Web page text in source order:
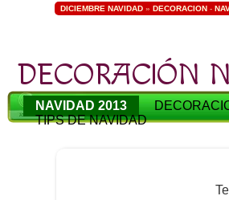
DICIEMBRE NAVIDAD» DECORACION-
DECORACIÓN
NAVIDAD 2013
TIPS DE NAVIDAD